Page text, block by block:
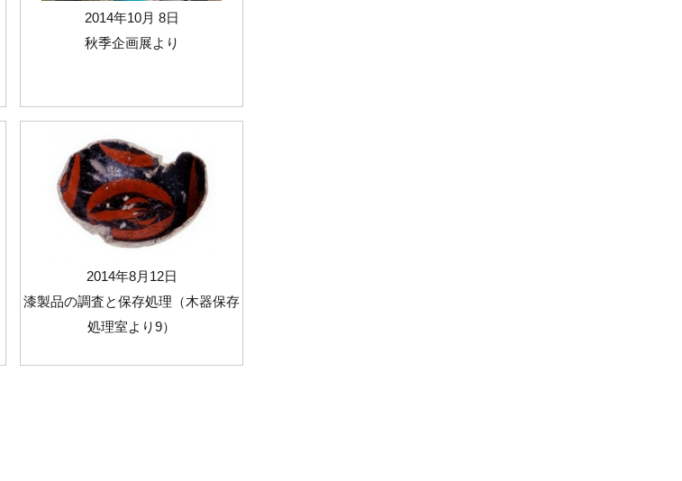
2014年10月 8日
秋季企画展より
2014年8月12日
漆製品の調査と保存処理（木器保存
処理室より9）